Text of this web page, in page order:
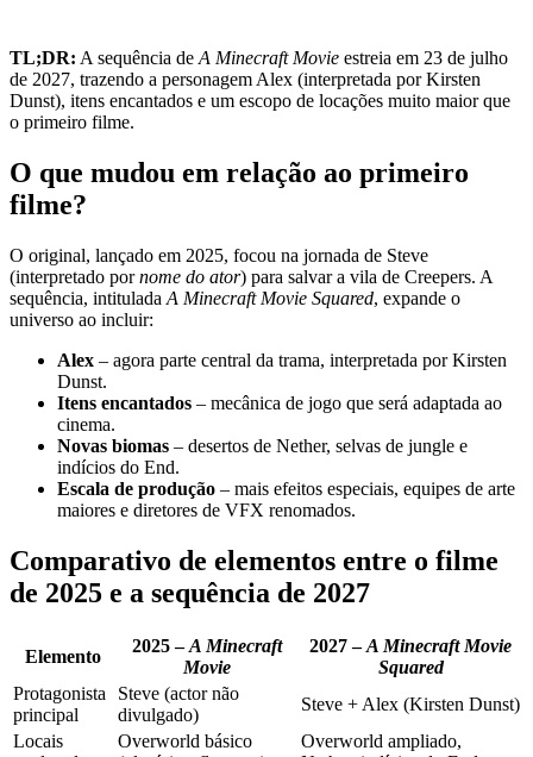
TL;DR: A sequência de A Minecraft Movie estreia em 23 de julho
de 2027, trazendo a personagem Alex (interpretada por Kirsten
Dunst), itens encantados e um escopo de locações muito maior que
o primeiro filme.
O que mudou em relação ao primeiro
filme?
O original, lançado em 2025, focou na jornada de Steve
(interpretado pornome do ator) para salvar a vila de Creepers. A
sequência, intitulada A Minecraft Movie Squared, expande o
universo ao incluir:
Alex – agora parte central da trama, interpretada por Kirsten
Dunst.
Itens encantados – mecânica de jogo que será adaptada ao
cinema.
Novas biomas – desertos de Nether, selvas de jungle e
indícios do End.
Escala de produção – mais efeitos especiais, equipes de arte
maiores e diretores de VFX renomados.
Comparativo de elementos entre o filme
de 2025 e a sequência de 2027
Elemento
2025 –A Minecraft
Movie
2027 –A Minecraft Movie
Squared
Protagonista
principal
Steve (actor não
divulgado)
Steve + Alex (Kirsten Dunst)
Locais
Overworld básico
Overworld ampliado,